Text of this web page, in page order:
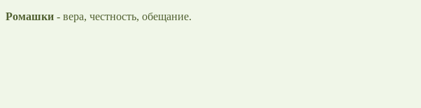
Ромашки - вера, честность, обещание.